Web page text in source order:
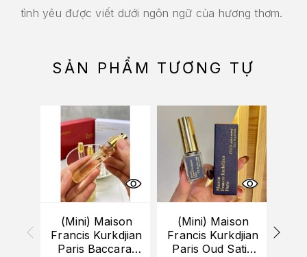
tình yêu được viết dưới ngôn ngữ của hương thơm.
SẢN PHẨM TƯƠNG TỰ
(Mini) Maison
Francis Kurkdjian
Paris Baccarat
(Mini) Maison
Francis Kurkdjian
Paris Oud Satin